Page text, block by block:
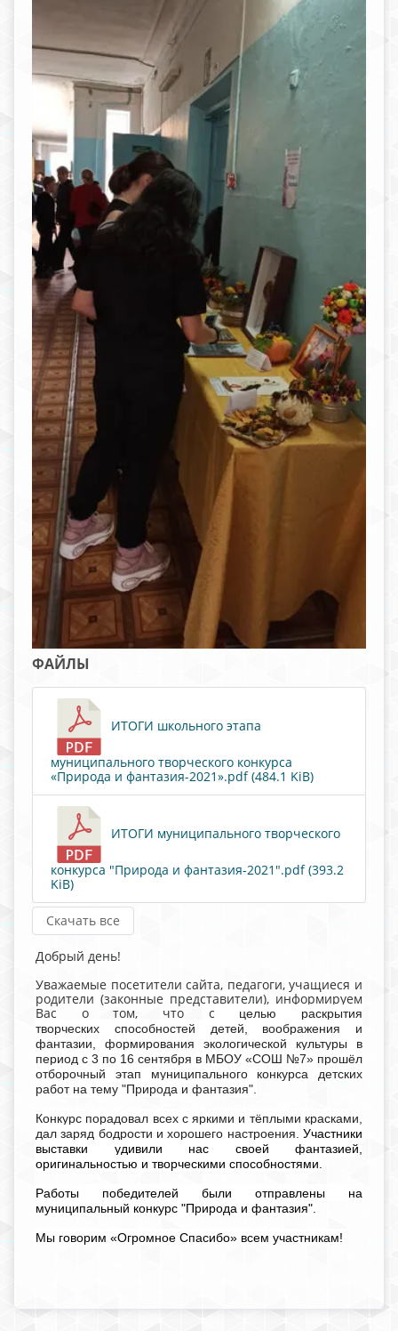
ФАЙЛЫ
ИТОГИ школьного этапа
муниципального творческого конкурса
«Природа и фантазия-2021».pdf (484.1 KiB)
ИТОГИ муниципального творческого
конкурса "Природа и фантазия-2021".pdf (393.2
KiB)
Скачать все
Добрый день!
Уважаемые посетители сайта, педагоги, учащиеся и
родители (законные представители), информируем
Вас о том, что с целью раскрытия
творческих способностей детей, воображения и
фантазии, формирования экологической культуры в
период с 3 по 16 сентября в МБОУ «СОШ №7» прошёл
отборочный этап муниципального конкурса детских
работ на тему "Природа и фантазия".
Конкурс порадовал всех с яркими и тёплыми красками,
дал заряд бодрости и хорошего настроения. Участники
выставки удивили нас своей фантазией,
оригинальностью и творческими способностями.
Работы победителей были отправлены на
муниципальный конкурс "Природа и фантазия".
Мы говорим «Огромное Спасибо» всем участникам!